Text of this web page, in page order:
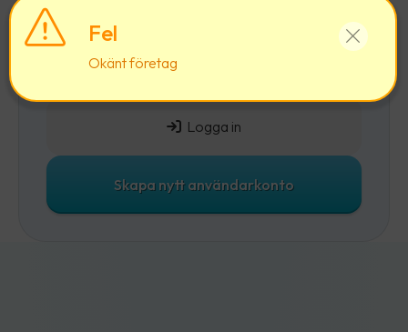
Fel
Okänt företag
Då rekommenderar vi att du först
och
sedan lägger till ett företag till ditt befintliga
användarkonto.
Logga in
Skapa nytt användarkonto